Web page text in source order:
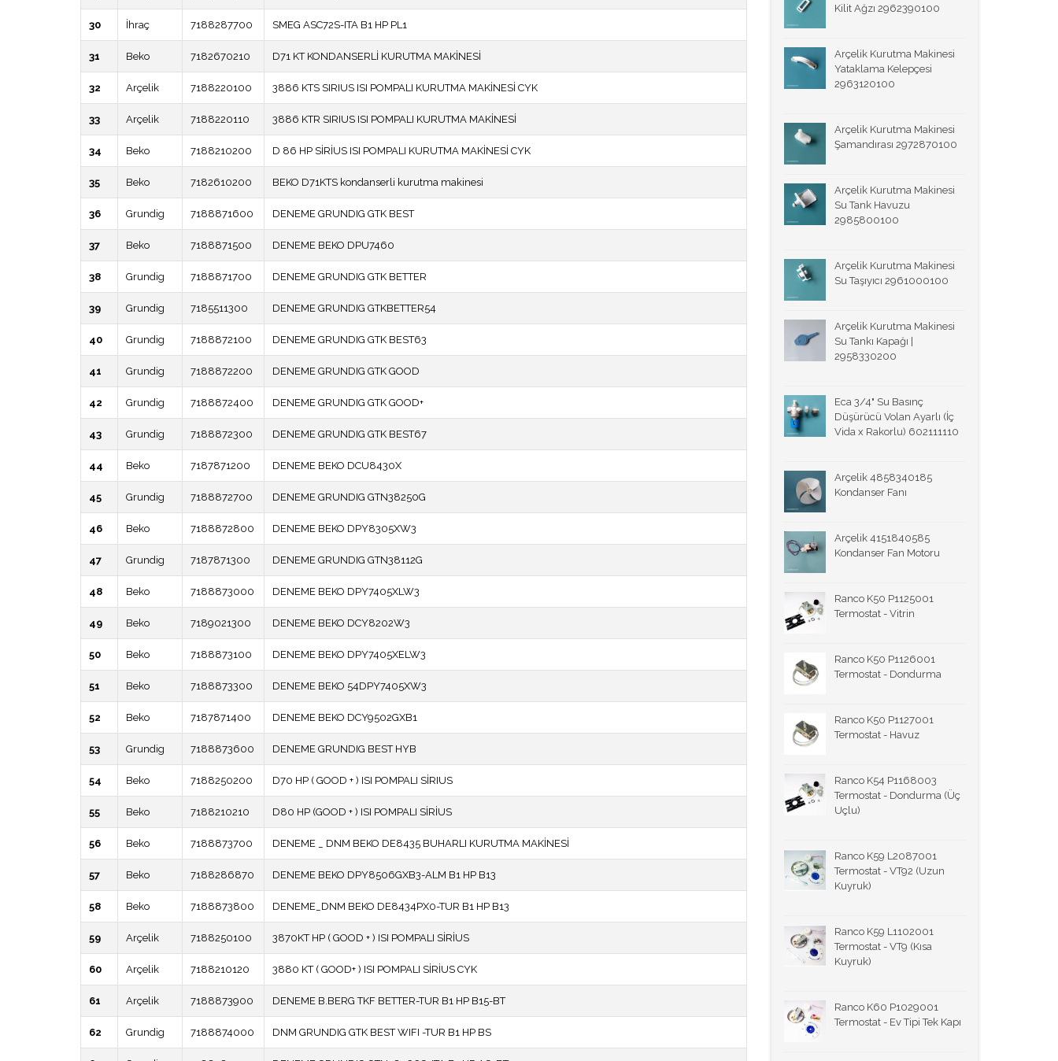
30 İhraç 7188287700 SMEG ASC72S-ITA B1 HP PL1
31 Beko 7182670210 D71 KT KONDANSERLİ KURUTMA MAKİNESİ
32 Arçelik 7188220100 3886 KTS SIRIUS ISI POMPALI KURUTMA MAKİNESİ CYK
33 Arçelik 7188220110 3886 KTR SIRIUS ISI POMPALI KURUTMA MAKİNESİ
34 Beko 7188210200 D 86 HP SİRİUS ISI POMPALI KURUTMA MAKİNESİ CYK
35 Beko 7182610200 BEKO D71KTS kondanserli kurutma makinesi
36 Grundig 7188871600 DENEME GRUNDIG GTK BEST
37 Beko 7188871500 DENEME BEKO DPU7460
38 Grundig 7188871700 DENEME GRUNDIG GTK BETTER
39 Grundig 7185511300 DENEME GRUNDIG GTKBETTER54
40 Grundig 7188872100 DENEME GRUNDIG GTK BEST63
41 Grundig 7188872200 DENEME GRUNDIG GTK GOOD
42 Grundig 7188872400 DENEME GRUNDIG GTK GOOD+
43 Grundig 7188872300 DENEME GRUNDIG GTK BEST67
44 Beko 7187871200 DENEME BEKO DCU8430X
45 Grundig 7188872700 DENEME GRUNDIG GTN38250G
46 Beko 7188872800 DENEME BEKO DPY8305XW3
47 Grundig 7187871300 DENEME GRUNDIG GTN38112G
48 Beko 7188873000 DENEME BEKO DPY7405XLW3
49 Beko 7189021300 DENEME BEKO DCY8202W3
50 Beko 7188873100 DENEME BEKO DPY7405XELW3
51 Beko 7188873300 DENEME BEKO 54DPY7405XW3
52 Beko 7187871400 DENEME BEKO DCY9502GXB1
53 Grundig 7188873600 DENEME GRUNDIG BEST HYB
54 Beko 7188250200 D70 HP ( GOOD + ) ISI POMPALI SİRIUS
55 Beko 7188210210 D80 HP (GOOD + ) ISI POMPALI SİRİUS
56 Beko 7188873700 DENEME _ DNM BEKO DE8435 BUHARLI KURUTMA MAKİNESİ
57 Beko 7188286870 DENEME BEKO DPY8506GXB3-ALM B1 HP B13
58 Beko 7188873800 DENEME_DNM BEKO DE8434PX0-TUR B1 HP B13
59 Arçelik 7188250100 3870KT HP ( GOOD + ) ISI POMPALI SİRİUS
60 Arçelik 7188210120 3880 KT ( GOOD+ ) ISI POMPALI SİRİUS CYK
61 Arçelik 7188873900 DENEME B.BERG TKF BETTER-TUR B1 HP B15-BT
62 Grundig 7188874000 DNM GRUNDIG GTK BEST WIFI -TUR B1 HP BS
Kilit Ağzı 2962390100
Arçelik Kurutma Makinesi
Yataklama Kelepçesi
2963120100
Arçelik Kurutma Makinesi
Şamandırası 2972870100
Arçelik Kurutma Makinesi
Su Tank Havuzu
2985800100
Arçelik Kurutma Makinesi
Su Taşıyıcı 2961000100
Arçelik Kurutma Makinesi
Su Tankı Kapağı |
2958330200
Eca 3/4" Su Basınç
Düşürücü Volan Ayarlı (İç
Vida x Rakorlu) 602111110
Arçelik 4858340185
Kondanser Fanı
Arçelik 4151840585
Kondanser Fan Motoru
Ranco K50 P1125001
Termostat - Vitrin
Ranco K50 P1126001
Termostat - Dondurma
Ranco K50 P1127001
Termostat - Havuz
Ranco K54 P1168003
Termostat - Dondurma (Üç
Uçlu)
Ranco K59 L2087001
Termostat - VT92 (Uzun
Kuyruk)
Ranco K59 L1102001
Termostat - VT9 (Kısa
Kuyruk)
Ranco K60 P1029001
Termostat - Ev Tipi Tek Kapı